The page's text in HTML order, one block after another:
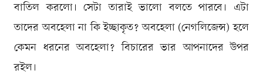
বাতিল করলো। সেটা তারাই ভালো বলতে পারবে। এটা
তাদের অবহেলা না কি ইচ্ছাকৃত? অবহেলা (নেগলিজেন্স) হলে
কেমন ধরনের অবহেলা? বিচারের ভার আপনাদের উপর
রইল।